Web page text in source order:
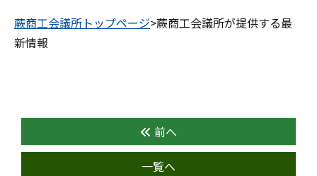
蕨商工会議所トップページ>蕨商工会議所が提供する最
新情報
前へ
一覧へ